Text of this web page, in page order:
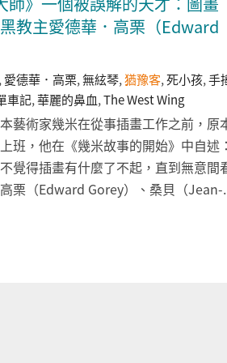
教主愛德華．高栗（Edward
,愛德華．高栗,無絃琴,猶豫客,死小孩,手
車記,華麗的鼻血,The West Wing
藝術家幾米在從事插畫工作之前，原
班，他在《幾米故事的開始》中自述：
不覺得插畫有什麼了不起，直到無意間
栗（Edward Gorey）、桑貝（Jean-